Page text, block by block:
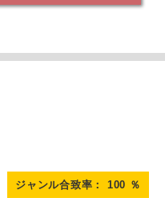
ジャンル合致率： 100 ％